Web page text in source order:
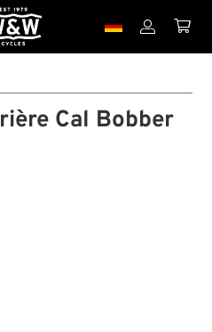
 
Cal Bobber